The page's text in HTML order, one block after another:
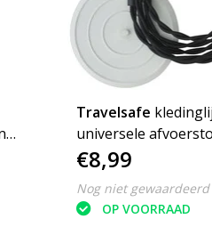
Travelsafe
universele
€8,99
Nog niet gewaardeerd
OP VOORRAAD